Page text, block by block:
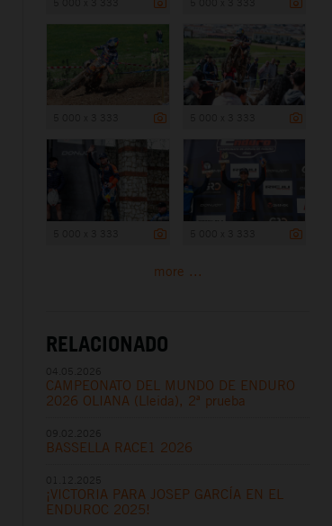
more ...
RELACIONADO
CAMPEONATO DEL MUNDO DE ENDURO
2026 OLIANA (Lleida), 2ª prueba
BASSELLA RACE1 2026
¡VICTORIA PARA JOSEP GARCÍA EN EL
ENDUROC 2025!